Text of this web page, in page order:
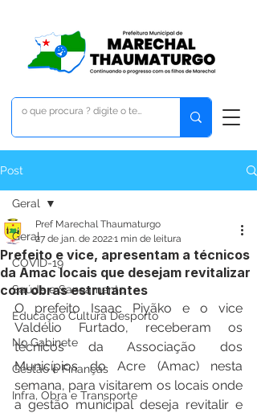
Post
Geral
COVID-19
Saúde e Saneamento
Educação Cultura Desporto
No Gabinete
Gestão e Finanças
Infra, Obra e Transporte
Geral
Prefeito e vice, apresentam a técnicos
da Amac locais que desejam revitalizar
com obras estrutantes
Pref Marechal Thaumaturgo
27 de jan. de 20221 min de leitura
O prefeito Isaac Piyãko e o vice
Valdélio Furtado, receberam os
técnicos da Associação dos
Municípios do Acre (Amac) nesta
semana, para visitarem os locais onde
a gestão municipal deseja revitalir e